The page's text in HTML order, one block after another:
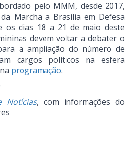
pelo MMM, desde 2017,
Marcha a Brasília em Defesa
os dias 18 a 21 de maio deste
devem voltar a debater o
a ampliação do número de
cargos políticos na esfera
programação.
Notícias, com informações do